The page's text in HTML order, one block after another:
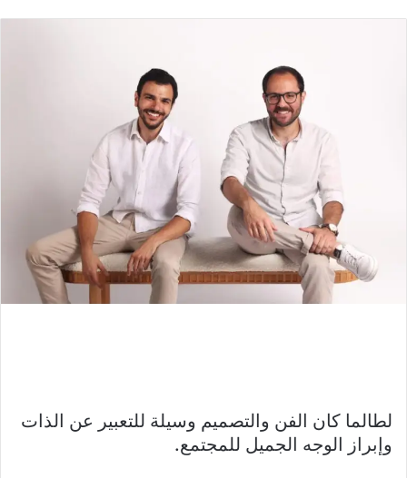
لطالما كان الفن والتصميم وسيلة للتعبير عن الذات
وإبراز الوجه الجميل للمجتمع.